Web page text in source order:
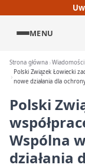
MENU
Strona główna Wiadomości
Polski Związek Łowiecki
nowe działania dla
Polski
Wspólna
działania